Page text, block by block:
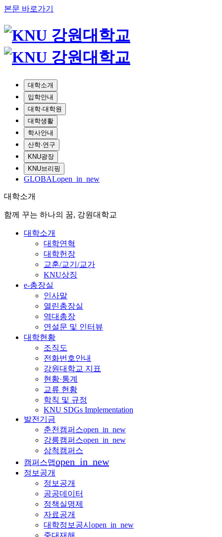
본문 바로가기
대학소개
입학안내
대학·대학원
대학생활
학사안내
산학·연구
KNU광장
KNU브리핑
GLOBALopen_in_new
대학소개
함께 꾸는 하나의 꿈, 강원대학교
대학소개
대학연혁
대학헌장
교훈/교기/교가
KNU상징
e-총장실
인사말
열린총장실
역대총장
연설문 및 인터뷰
대학현황
조직도
전화번호안내
강원대학교 지표
현황·통계
교류 현황
학칙 및 규정
KNU SDGs Implementation
발전기금
춘천캠퍼스open_in_new
강릉캠퍼스open_in_new
삼척캠퍼스
캠퍼스맵open_in_new
정보공개
정보공개
공공데이터
정책실명제
자료공개
대학정보공시 open_in_new
중대재해